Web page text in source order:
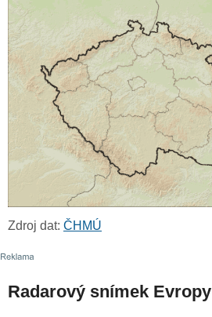
Zdroj dat: ČHMÚ
Radarový snímek Evropy